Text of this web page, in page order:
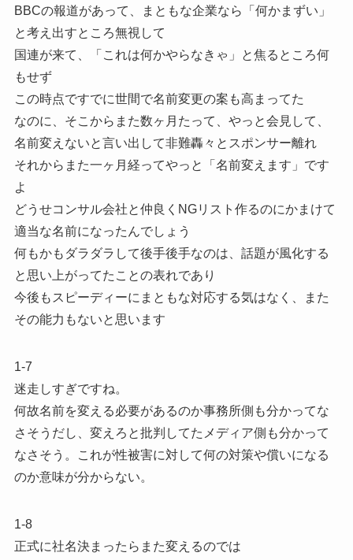
BBCの報道があって、まともな企業なら「何かまずい」
と考え出すところ無視して
国連が来て、「これは何かやらなきゃ」と焦るところ何
もせず
この時点ですでに世間で名前変更の案も高まってた
なのに、そこからまた数ヶ月たって、やっと会見して、
名前変えないと言い出して非難轟々とスポンサー離れ
それからまた一ヶ月経ってやっと「名前変えます」です
よ
どうせコンサル会社と仲良くNGリスト作るのにかまけて
適当な名前になったんでしょう
何もかもダラダラして後手後手なのは、話題が風化する
と思い上がってたことの表れであり
今後もスピーディーにまともな対応する気はなく、また
その能力もないと思います
1-7
迷走しすぎですね。
何故名前を変える必要があるのか事務所側も分かってな
さそうだし、変えろと批判してたメディア側も分かって
なさそう。これが性被害に対して何の対策や償いになる
のか意味が分からない。
1-8
正式に社名決まったらまた変えるのでは